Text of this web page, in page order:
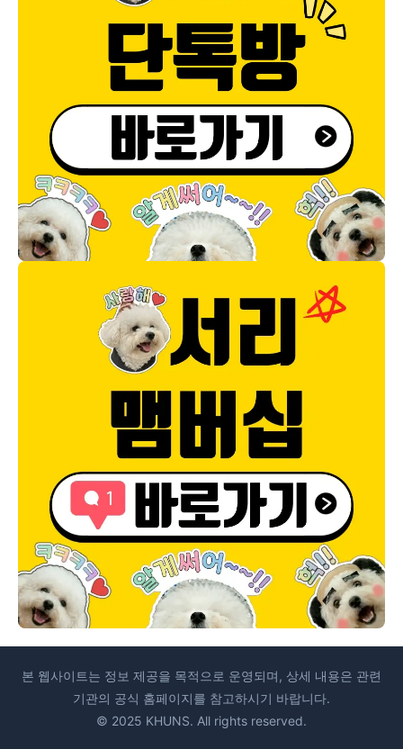
본 웹사이트는 정보 제공을 목적으로 운영되며, 상세 내용은 관련
기관의 공식 홈페이지를 참고하시기 바랍니다.
© 2025 KHUNS. All rights reserved.